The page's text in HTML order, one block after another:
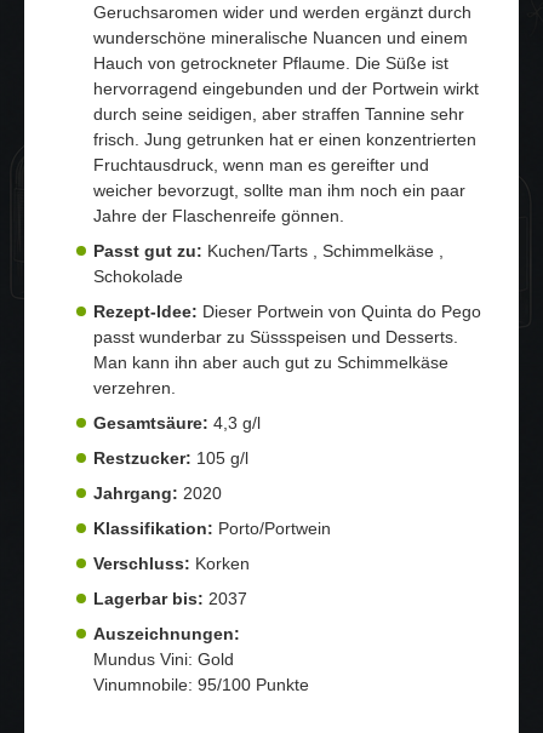
Geruchsaromen wider und werden ergänzt durch
wunderschöne mineralische Nuancen und einem
Hauch von getrockneter Pflaume. Die Süße ist
hervorragend eingebunden und der Portwein wirkt
durch seine seidigen, aber straffen Tannine sehr
frisch. Jung getrunken hat er einen konzentrierten
Fruchtausdruck, wenn man es gereifter und
weicher bevorzugt, sollte man ihm noch ein paar
Jahre der Flaschenreife gönnen.
Passt gut zu: Kuchen/Tarts , Schimmelkäse ,
Schokolade
Rezept-Idee: Dieser Portwein von Quinta do Pego
passt wunderbar zu Süssspeisen und Desserts.
Man kann ihn aber auch gut zu Schimmelkäse
verzehren.
Gesamtsäure: 4,3 g/l
Restzucker: 105 g/l
Jahrgang: 2020
Klassifikation: Porto/Portwein
Verschluss: Korken
Lagerbar bis: 2037
Auszeichnungen:
Mundus Vini: Gold
Vinumnobile: 95/100 Punkte